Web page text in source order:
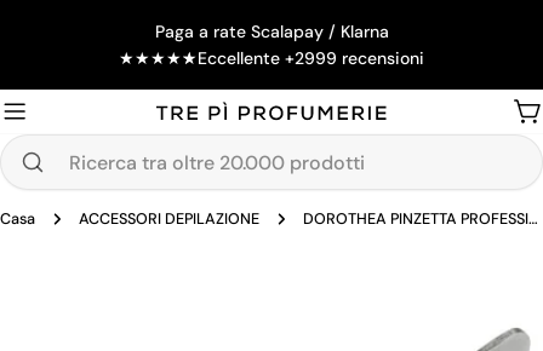
Paga a rate Scalapay / Klarna
★★★★★Eccellente +2999 recensioni
Ricerca
oltre
Casa ACCESSORI DEPILAZIONE DOROTHEA PINZETTA PROFESSIONALE DEPILATORIA ACCIAIO INOX RETTA